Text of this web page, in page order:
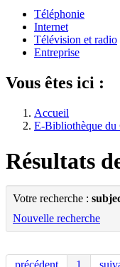
Téléphonie
Internet
Télévision et radio
Entreprise
Vous êtes ici :
Accueil
E-Bibliothèque du
Résultats
Votre recherche :
Nouvelle recherche
précédent 1